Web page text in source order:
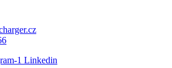
1 Linkedin